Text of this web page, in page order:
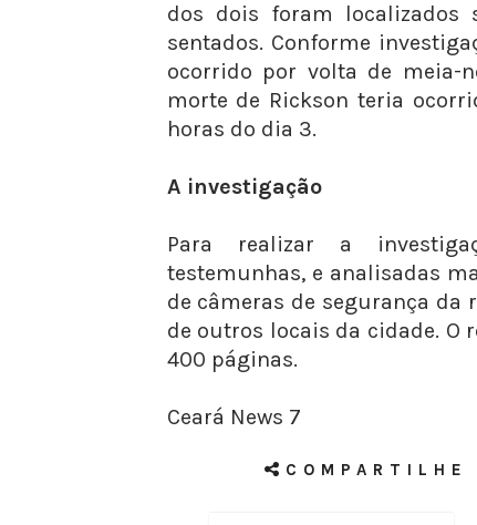
dos dois foram localizados
sentados. Conforme
ocorrido por volta de meia-
morte de Rickson teria
horas do dia 3.
A investigação
Para realizar a
testemunhas, e analisadas
de câmeras de segurança da
de outros locais da cidade. O
400 páginas.
Ceará News 7